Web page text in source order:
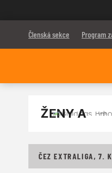
Členská sekce Program
ŽENY A
ČEZ EXTRALIGA, 7.